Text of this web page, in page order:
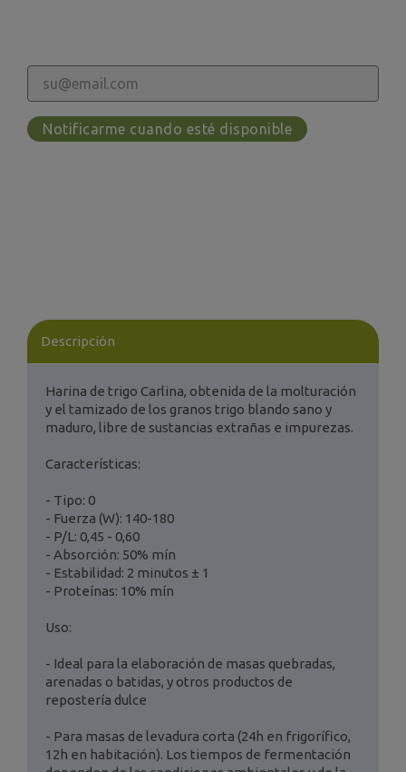
Notificarme cuando esté disponible
Descripción
Harina de trigo Carlina, obtenida de la molturación
y el tamizado de los granos trigo blando sano y
maduro, libre de sustancias extrañas e impurezas.
Características:
- Tipo: 0
- Fuerza (W): 140-180
- P/L: 0,45 - 0,60
- Absorción: 50% mín
- Estabilidad: 2 minutos ± 1
- Proteínas: 10% mín
Uso:
- Ideal para la elaboración de masas quebradas,
arenadas o batidas, y otros productos de
repostería dulce
- Para masas de levadura corta (24h en frigorífico,
12h en habitación). Los tiempos de fermentación